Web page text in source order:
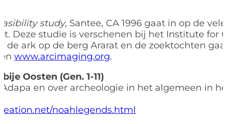
study, Santee, CA 1996 gaat in op de
Deze studie is verschenen bij het Institute for
de ark op de berg Ararat en de zoektochten
www.arcimaging.org.
Oosten (Gen. 1-11)
en over archeologie in het algemeen in
noahlegends.html